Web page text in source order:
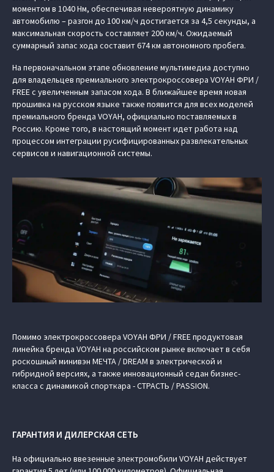
моментом в 1040 Нм, обеспечивая невероятную динамику
автомобилю – разгон до 100 км/ч достигается за 4,5 секунды, а
максимальная скорость составляет 200 км/ч. Ожидаемый
суммарный запас хода составит 674 км автономного пробега.
На первоначальном этапе обновление мультимедиа доступно
для владельцев премиального электрокроссовера VOYAH ФРИ /
FREE с увеличенным запасом хода. В ближайшее время новая
прошивка на русском языке также появится для всех моделей
премиального бренда VOYAH, официально поставляемых в
Россию. Кроме того, в настоящий момент идет работа над
процессом интеграции русифицированных развлекательных
сервисов и навигационной системы.
Помимо электрокроссовера VOYAH ФРИ / FREE продуктовая
линейка бренда VOYAH на российском рынке включает в себя
роскошный минивэн МЕЧТА / DREAM в электрической и
гибридной версиях, а также инновационный седан бизнес-
класса с динамикой спорткара - СТРАСТЬ / PASSION.
ГАРАНТИЯ И ДИЛЕРСКАЯ СЕТЬ
На официально ввезенные электромобили VOYAH действует